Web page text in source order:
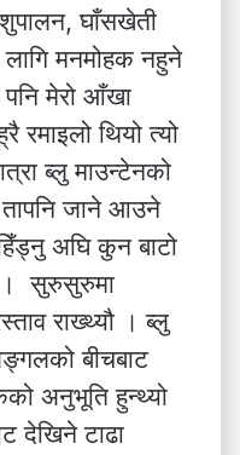
घाँसखेती
मनमोहक नहुने
मेरो आँखा
रमाइलो थियो त्यो
ब्लु माउन्टेनको
तापनि जाने आउने
अघि कुन बाटो
। सुरुसुरुमा
राख्थ्यौ । ब्लु
बीचबाट
अनुभूति हुन्थ्यो
देखिने टाढा